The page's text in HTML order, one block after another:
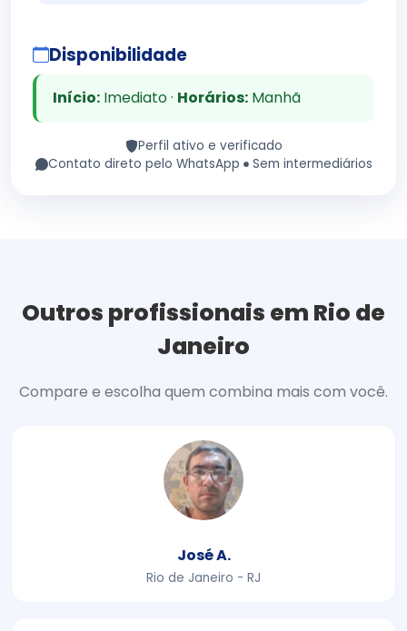
Disponibilidade
Início:Imediato · Horários:Manhã
Perfil ativo e verificado
Contato direto pelo WhatsApp
Sem intermediários
Outros profissionais em Rio de
Janeiro
Compare e escolha quem combina mais com você.
José A.
Rio de Janeiro - RJ